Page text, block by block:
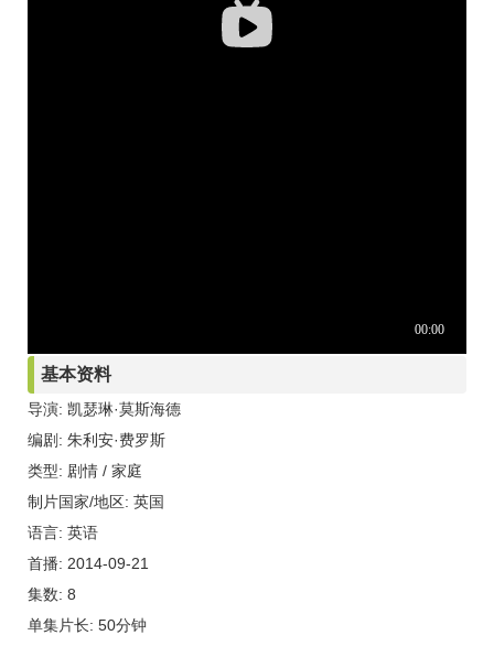
基本资料
导演: 凯瑟琳·莫斯海德
编剧: 朱利安·费罗斯
类型: 剧情 / 家庭
制片国家/地区: 英国
语言: 英语
首播: 2014-09-21
集数: 8
单集片长: 50分钟